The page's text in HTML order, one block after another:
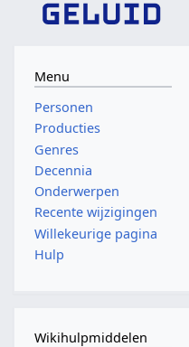
Menu
Personen
Producties
Genres
Decennia
Onderwerpen
Recente wijzigingen
Willekeurige pagina
Hulp
Wikihulpmiddelen